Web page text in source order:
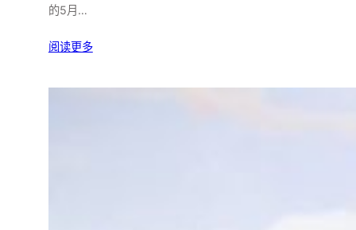
的5月…
阅读更多